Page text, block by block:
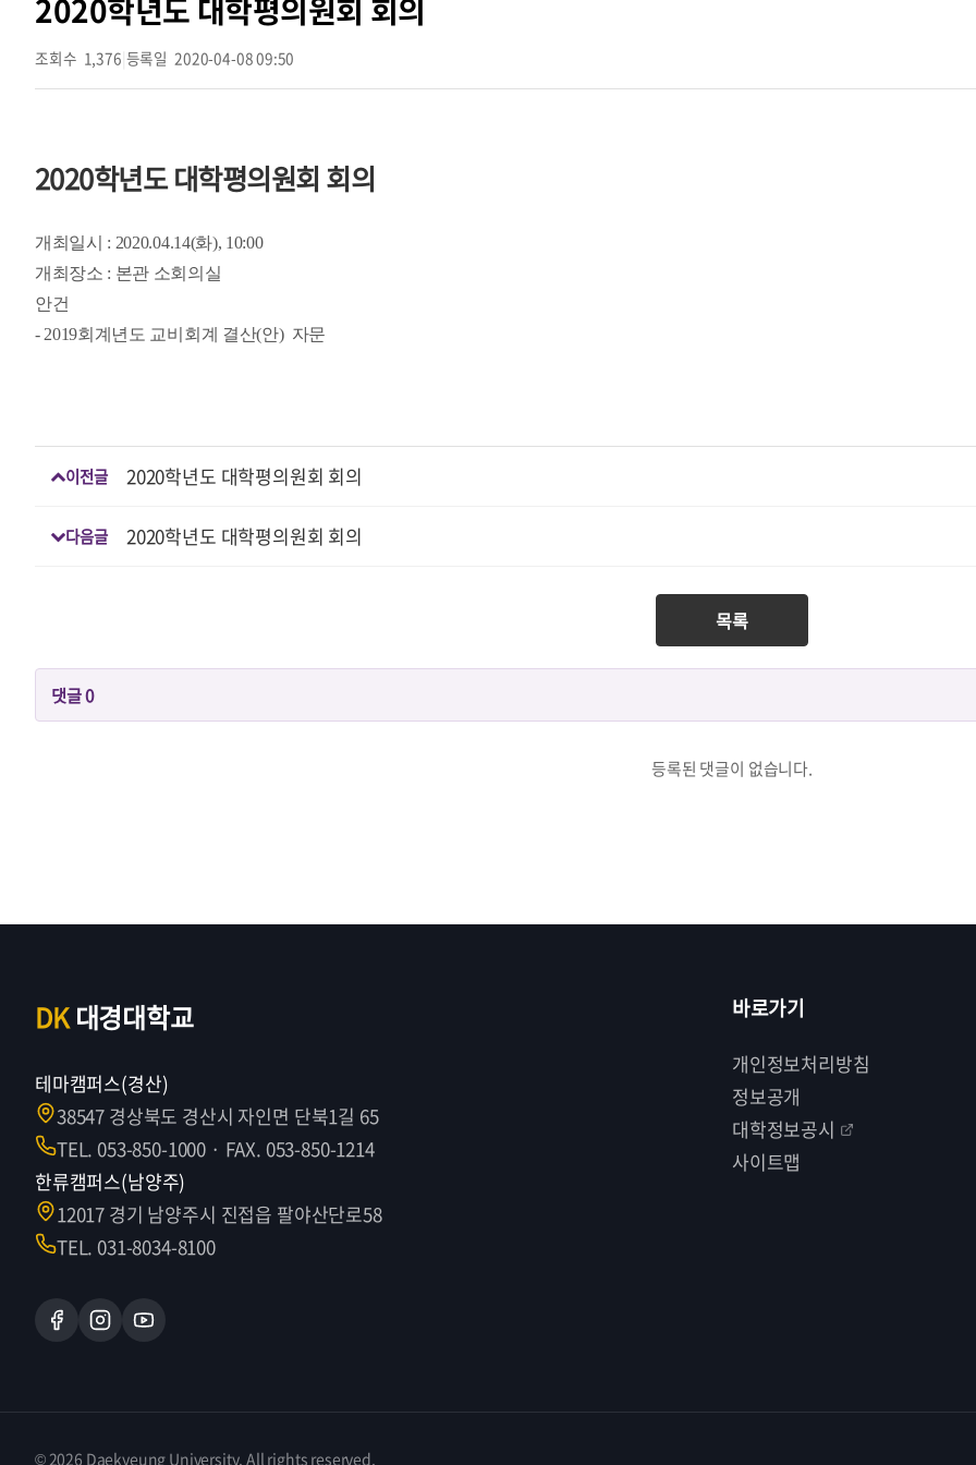
2020학년도 대학평의원회 회의
조회수 1,376 등록일 2020-04-08 09:50
2020학년도 대학평의원회 회의
개최일시 : 2020.04.14(화), 10:00
개최장소 : 본관 소회의실
안건
- 2019회계년도 교비회계 결산(안) 자문
이전글 2020학년도 대학평의원회 회의
다음글 2020학년도 대학평의원회 회의
목록
댓글0
등록된 댓글이 없습니다.
DK대경대학교
테마캠퍼스(경산)
38547 경상북도 경산시 자인면 단북1길 65
TEL. 053-850-1000 · FAX. 053-850-1214
한류캠퍼스(남양주)
12017 경기 남양주시 진접읍 팔야산단로58
TEL. 031-8034-8100
바로가기
개인정보처리방침
정보공개
대학정보공시
사이트맵
© 2026 Daekyeung University. All rights reserved.